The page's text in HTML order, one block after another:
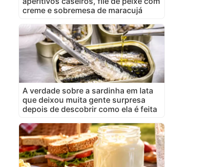
creme e sobremesa de maracujá
A verdade sobre a sardinha em lata
que deixou muita gente surpresa
depois de descobrir como ela é feita